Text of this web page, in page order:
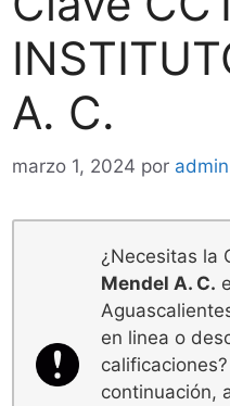
A. C.
marzo 1, 2024 por admin
¿Necesitas la
Mendel A. C.
en linea o
continuación,